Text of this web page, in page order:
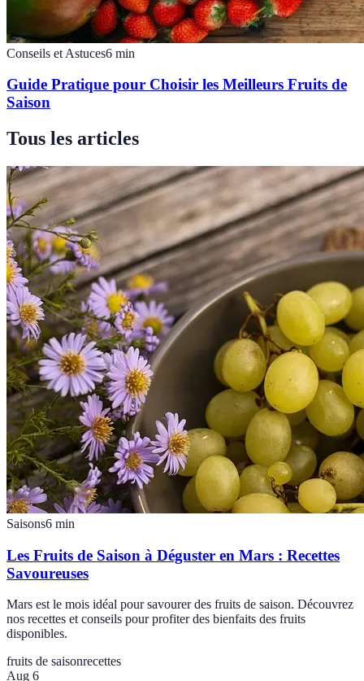
Conseils et Astuces6 min
Guide Pratique pour Choisir les Meilleurs Fruits de
Saison
Tous les articles
Saisons6 min
Les Fruits de Saison à Déguster en Mars : Recettes
Savoureuses
Mars est le mois idéal pour savourer des fruits de saison. Découvrez
nos recettes et conseils pour profiter des bienfaits des fruits
disponibles.
fruits de saisonrecettes
Aug 6